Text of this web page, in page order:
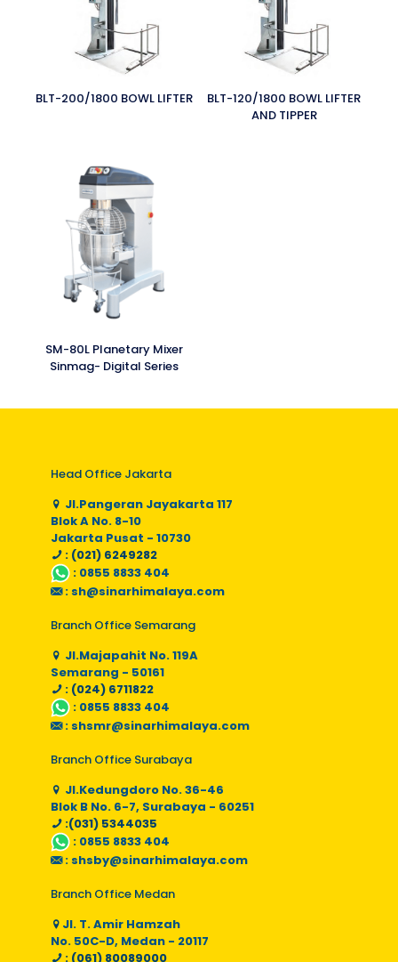
BLT-200/1800 BOWL LIFTER
BLT-120/1800 BOWL LIFTER
AND TIPPER
SM-80L Planetary Mixer
Sinmag- Digital Series
Head Office Jakarta
Jl.Pangeran Jayakarta 117
Blok A No. 8-10
Jakarta Pusat - 10730
: (021) 6249282
: 0855 8833 404
: sh@sinarhimalaya.com
Branch Office Semarang
Jl.Majapahit No. 119A
Semarang - 50161
: (024) 6711822
: 0855 8833 404
: shsmr@sinarhimalaya.com
Branch Office Surabaya
Jl.Kedungdoro No. 36-46
Blok B No. 6-7, Surabaya - 60251
:(031) 5344035
: 0855 8833 404
: shsby@sinarhimalaya.com
Branch Office Medan
Jl. T. Amir Hamzah
No. 50C-D, Medan - 20117
: (061) 80089000